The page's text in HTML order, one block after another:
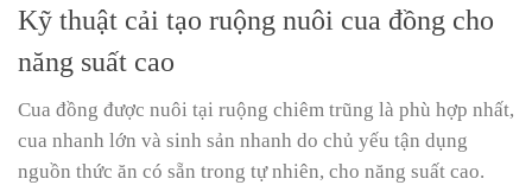
Kỹ thuật cải tạo ruộng nuôi cua đồng cho
năng suất cao
Cua đồng được nuôi tại ruộng chiêm trũng là phù hợp nhất,
cua nhanh lớn và sinh sản nhanh do chủ yếu tận dụng
nguồn thức ăn có sẵn trong tự nhiên, cho năng suất cao.